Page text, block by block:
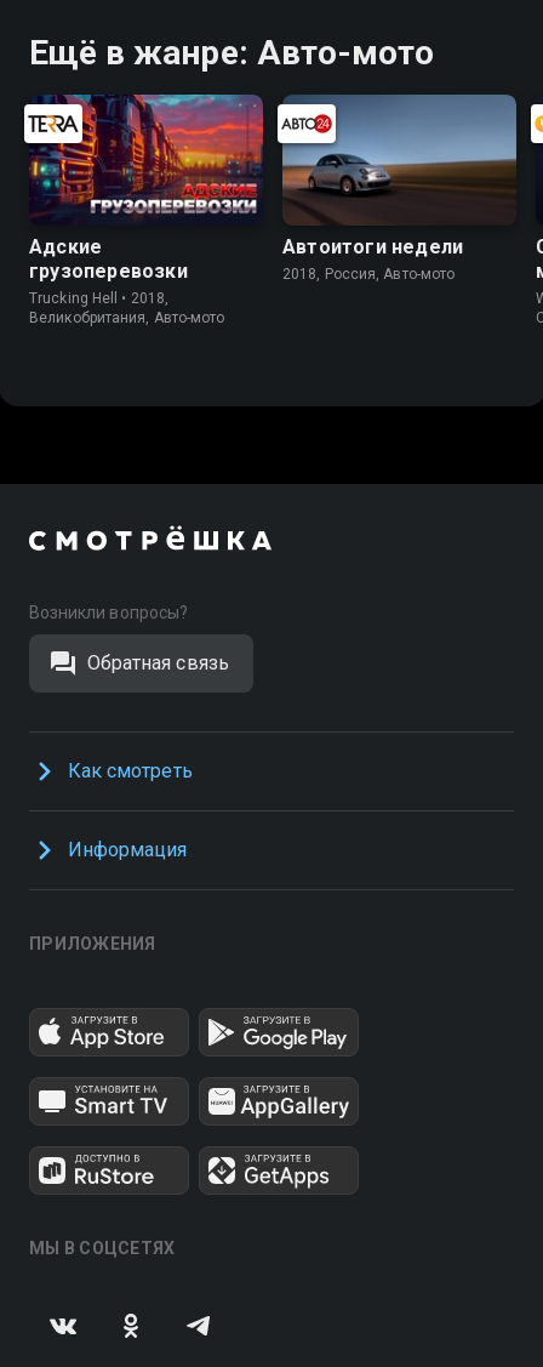
Ещё в жанре: Авто-мото
Адские
грузоперевозки
Trucking Hell • 2018,
Великобритания, Авто-мото
Автоитоги недели
2018, Россия, Авто-мото
Возникли вопросы?
Обратная связь
Как смотреть
Информация
ПРИЛОЖЕНИЯ
МЫ В СОЦСЕТЯХ